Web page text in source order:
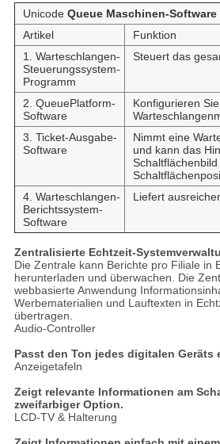
Unicode Queue Maschinen-Software
Artikel
Funktion
1. Warteschlangen-
Steuerungssystem-
Programm
Steuert das
2. QueuePlatform-
Software
Konfigurieren
3. Ticket-Ausgabe-
Software
Nimmt eine
und kann das
4. Warteschlangen-
Berichtssystem-
Software
Liefert
Zentralisierte Echtzeit-
Die Zentrale kann Berichte pro Filiale in
herunterladen und überwachen. Die
webbasierte Anwendung
Werbematerialien und Lauftexten in
übertragen.
Audio-Controller
Passt den Ton jedes digitalen Geräts
Anzeigetafeln
Zeigt relevante Informationen am
zweifarbiger Option.
LCD-TV & Halterung